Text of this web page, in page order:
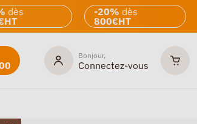
dès
-20% dès
800€HT
Bonjour,
Connectez-vous